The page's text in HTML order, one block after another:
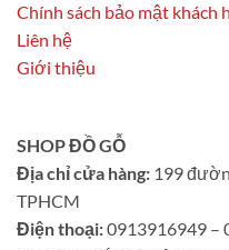
Chính sách bảo mật khách
Liên hệ
Giới thiệu
SHOP ĐỒ GỖ
Địa chỉ cửa hàng: 199
TPHCM
Điện thoại:0913916949 –